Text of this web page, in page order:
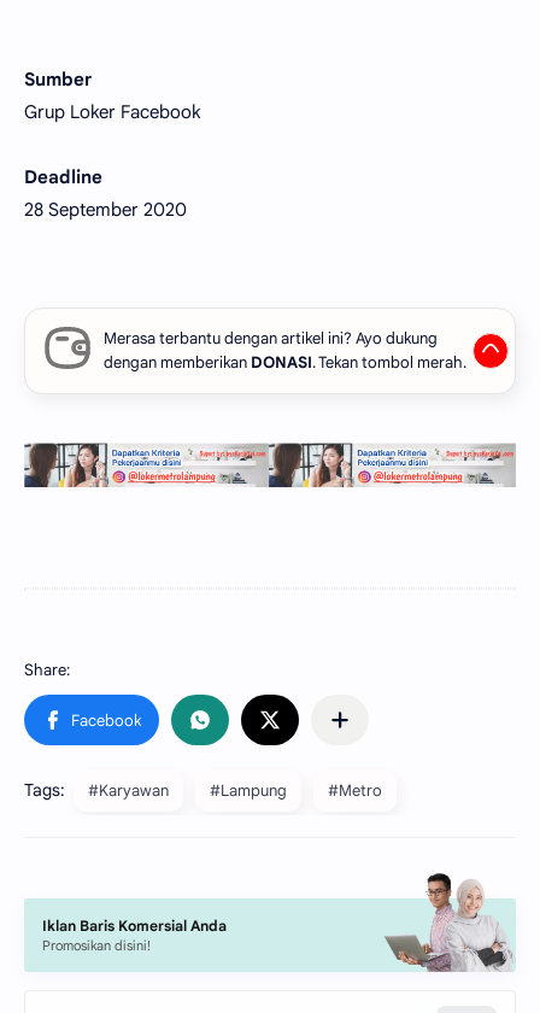
Sumber
Grup Loker Facebook
Deadline
28 September 2020
Merasa terbantu dengan artikel ini? Ayo dukung
dengan memberikan DONASI. Tekan tombol merah.
Tags: #Karyawan #Lampung #Metro
Iklan Baris Komersial Anda
Promosikan disini!